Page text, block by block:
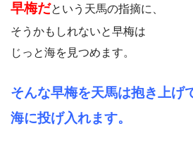
早梅だという天馬の指摘に、
そうかもしれないと早梅は
じっと海を見つめます。
そんな早梅を天馬は抱き上げ
海に投げ入れます。